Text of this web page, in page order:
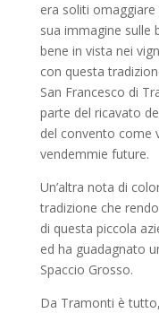
era soliti
sua immagine
bene in vista nei
con questa
San Francesco di
parte del ricavato
del convento come
vendemmie future.
Un’altra nota di
tradizione che
di questa piccola
ed ha guadagnato
Spaccio Grosso.
Da Tramonti è